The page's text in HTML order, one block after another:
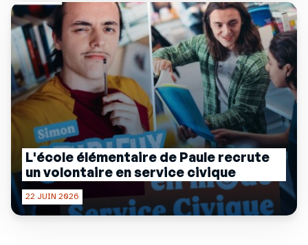
L'école élémentaire de Paule recrute
un volontaire en service civique
22 JUIN 2026